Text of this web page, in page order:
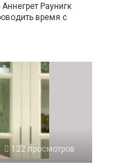
Раунигк
время с
122 просмотров